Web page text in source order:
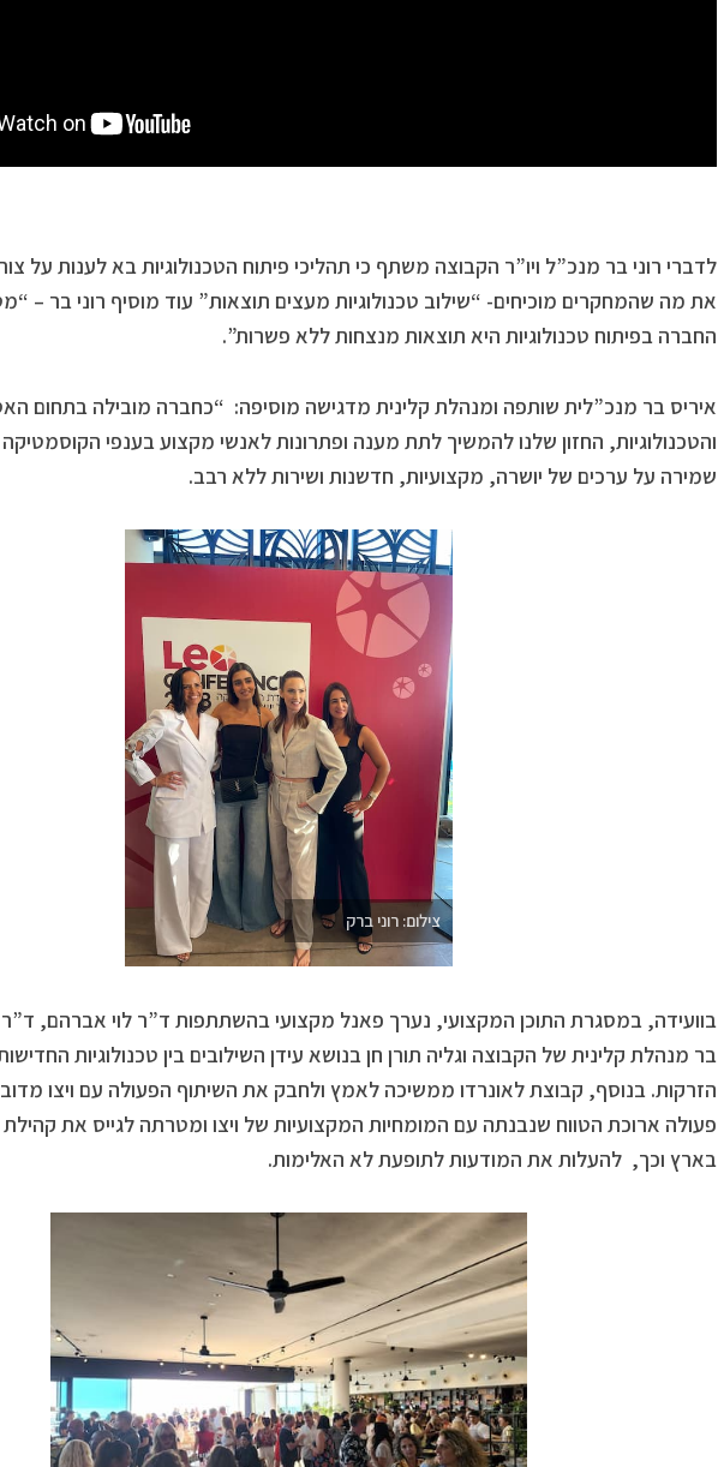
לדברי רוני בר מנכ”ל ויו”ר הקבוצה משתף כי תהליכי פיתוח הטכנולוגיות בא לענות על
את מה שהמחקרים מוכיחים- “שילוב טכנולוגיות מעצים תוצאות” עוד מוסיף רוני בר –
החברה בפיתוח טכנולוגיות היא תוצאות מנצחות ללא פשרות”.
איריס בר מנכ”לית שותפה ומנהלת קלינית מדגישה מוסיפה: “כחברה מובילה בתחום
והטכנולוגיות, החזון שלנו להמשיך לתת מענה ופתרונות לאנשי מקצוע בענפי
שמירה על ערכים של יושרה, מקצועיות, חדשנות ושירות ללא רבב.
צילום: רוני ברק
בוועידה, במסגרת התוכן המקצועי, נערך פאנל מקצועי בהשתתפות ד”ר לוי אברהם, ד”ר
בר מנהלת קלינית של הקבוצה וגליה תורן חן בנושא עידן השילובים בין טכנולוגיות
הזרקות. בנוסף, קבוצת לאונרדו ממשיכה לאמץ ולחבק את השיתוף הפעולה עם ויצו
פעולה ארוכת הטווח שנבנתה עם המומחיות המקצועיות של ויצו ומטרתה לגייס את
בארץ וכך, להעלות את המודעות לתופעת לא האלימות.